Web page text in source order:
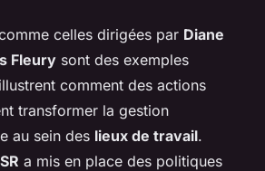
celles dirigées par Diane
Fleury sont des exemples
comment des actions
transformer la gestion
au sein des lieux de travail.
a mis en place des politiques